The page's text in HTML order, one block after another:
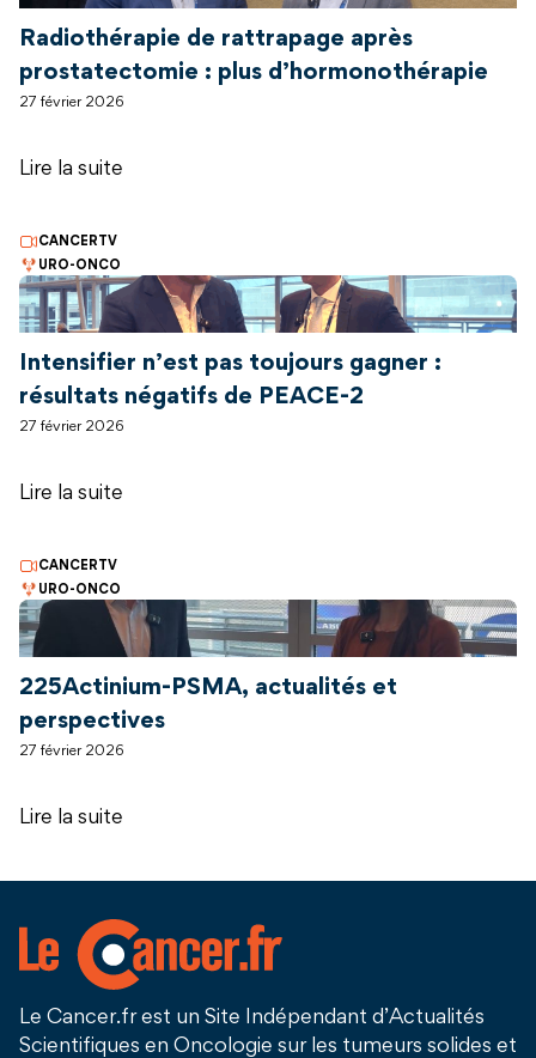
Radiothérapie de rattrapage après
prostatectomie : plus d’hormonothérapie
27 février 2026
Lire la suite
CANCERTV
URO-ONCO
Intensifier n’est pas toujours gagner :
résultats négatifs de PEACE-2
27 février 2026
Lire la suite
CANCERTV
URO-ONCO
225Actinium-PSMA, actualités et
perspectives
27 février 2026
Lire la suite
Le Cancer.fr est un Site Indépendant d’Actualités
Scientifiques en Oncologie sur les tumeurs solides et